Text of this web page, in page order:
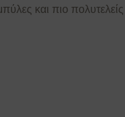
και πιο πολυτελείς